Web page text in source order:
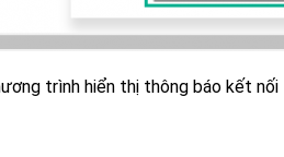
trình hiển thị thông báo kết nối